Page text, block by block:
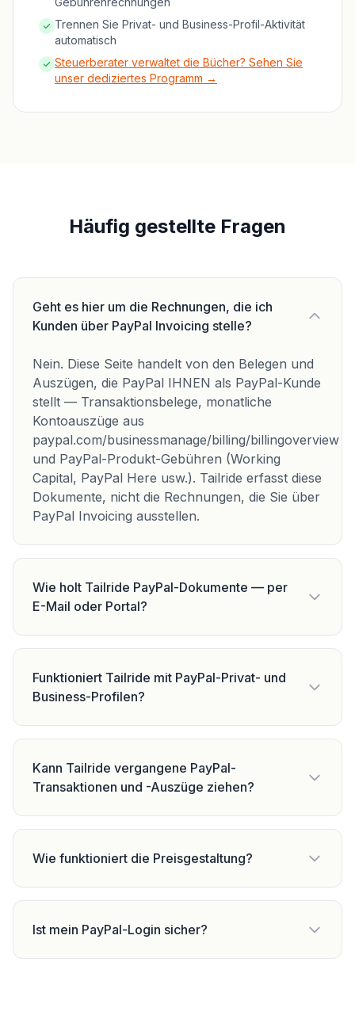
Trennen Sie Privat- und Business-Profil-Aktivität
automatisch
Steuerberater verwaltet die Bücher? Sehen Sie
unser dediziertes Programm →
Häufig gestellte Fragen
Geht es hier um die Rechnungen, die ich
Kunden über PayPal Invoicing stelle?
Nein. Diese Seite handelt von den Belegen und
Auszügen, die PayPal IHNEN als PayPal-Kunde
stellt — Transaktionsbelege, monatliche
Kontoauszüge aus
paypal.com/businessmanage/billing/billingoverview
und PayPal-Produkt-Gebühren (Working
Capital, PayPal Here usw.). Tailride erfasst diese
Dokumente, nicht die Rechnungen, die Sie über
PayPal Invoicing ausstellen.
Wie holt Tailride PayPal-Dokumente — per
E-Mail oder Portal?
Funktioniert Tailride mit PayPal-Privat- und
Business-Profilen?
Kann Tailride vergangene PayPal-
Transaktionen und -Auszüge ziehen?
Wie funktioniert die Preisgestaltung?
Ist mein PayPal-Login sicher?